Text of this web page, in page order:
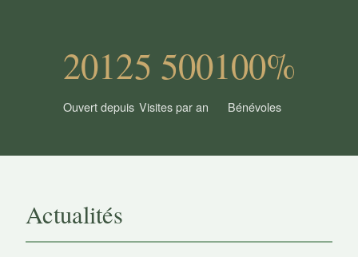
2012
Ouvert depuis
5 500
Visites par an
100%
Bénévoles
Actualités